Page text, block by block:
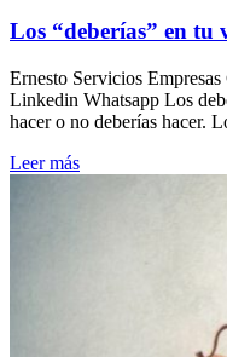
Los “deberías” en tu
Ernesto Servicios
Linkedin Whatsapp Los
hacer o no deberías hacer.
Leer más